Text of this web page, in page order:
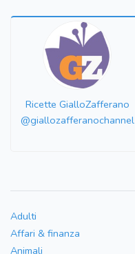
Ricette GialloZafferano
@giallozafferanochannel
Adulti
Affari & finanza
Animali